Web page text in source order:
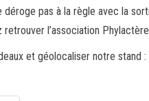
pas à la règle avec la
retrouver l’association
et géolocaliser notre